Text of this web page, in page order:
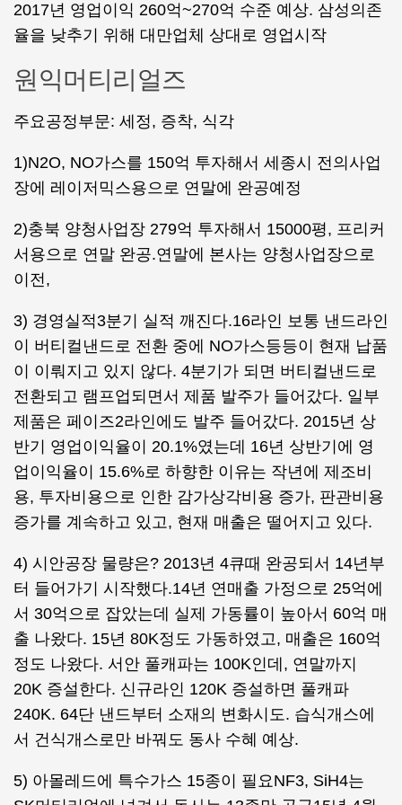
2017년 영업이익 260억~270억 수준 예상. 삼성의존
율을 낮추기 위해 대만업체 상대로 영업시작
원익머티리얼즈
주요공정부문: 세정, 증착, 식각
1)N2O, NO가스를 150억 투자해서 세종시 전의사업
장에 레이저믹스용으로 연말에 완공예정
2)충북 양청사업장 279억 투자해서 15000평, 프리커
서용으로 연말 완공.연말에 본사는 양청사업장으로
이전,
3) 경영실적3분기 실적 깨진다.16라인 보통 낸드라인
이 버티컬낸드로 전환 중에 NO가스등등이 현재 납품
이 이뤄지고 있지 않다. 4분기가 되면 버티컬낸드로
전환되고 램프업되면서 제품 발주가 들어갔다. 일부
제품은 페이즈2라인에도 발주 들어갔다. 2015년 상
반기 영업이익율이 20.1%였는데 16년 상반기에 영
업이익율이 15.6%로 하향한 이유는 작년에 제조비
용, 투자비용으로 인한 감가상각비용 증가, 판관비용
증가를 계속하고 있고, 현재 매출은 떨어지고 있다.
4) 시안공장 물량은? 2013년 4큐때 완공되서 14년부
터 들어가기 시작했다.14년 연매출 가정으로 25억에
서 30억으로 잡았는데 실제 가동률이 높아서 60억 매
출 나왔다. 15년 80K정도 가동하였고, 매출은 160억
정도 나왔다. 서안 풀캐파는 100K인데, 연말까지
20K 증설한다. 신규라인 120K 증설하면 풀캐파
240K. 64단 낸드부터 소재의 변화시도. 습식개스에
서 건식개스로만 바꿔도 동사 수혜 예상.
5) 아몰레드에 특수가스 15종이 필요NF3, SiH4는